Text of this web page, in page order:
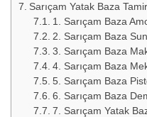
Sarıçam Yatak Baza
1. Sarıçam Baza
2. Sarıçam Baza
3. Sarıçam Baza
4. Sarıçam Baza
5. Sarıçam Baza
6. Sarıçam Baza
7. Sarıçam Yatak